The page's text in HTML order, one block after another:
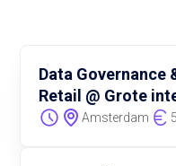
Data Governance
Retail @ Grote
consultancy
Amsterdam